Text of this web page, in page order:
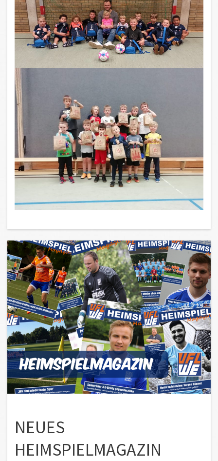
NEUES
HEIMSPIELMAGAZIN